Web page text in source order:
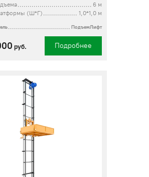
6 м
(Ш*Г)
1,0*1,0 м
ПодъемЛифт
руб. Подробнее